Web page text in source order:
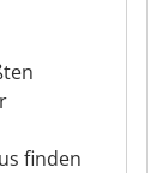
finden